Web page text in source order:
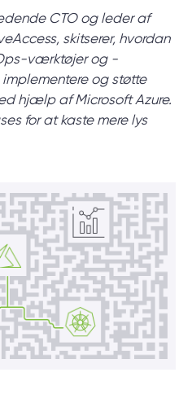
CTO og leder af
skitserer, hvordan
værktøjer og -
og støtte
hjælp af Microsoft Azure.
for at kaste mere lys
en discovery session,
behov, tekniske krav
og komme godt fra
55 6222